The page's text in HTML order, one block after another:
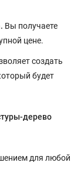
Вы получаете
цене.
создать
будет
дерево
для любой